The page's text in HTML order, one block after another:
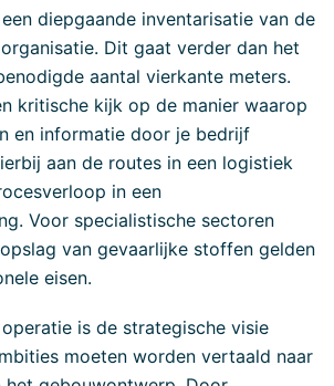
diepgaande inventarisatie van de
Dit gaat verder dan het
aantal vierkante meters.
kritische kijk op de manier waarop
en informatie door je bedrijf
aan de routes in een logistiek
in een
Voor specialistische sectoren
van gevaarlijke stoffen gelden
eisen.
is de strategische visie
moeten worden vertaald naar